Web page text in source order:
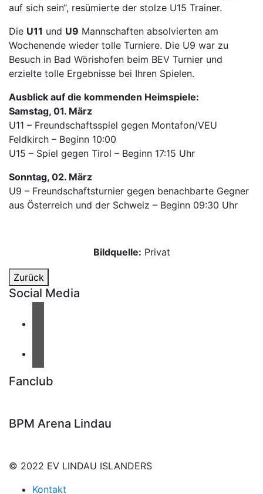
auf sich sein“, resümierte der stolze U15 Trainer.
Die U11 und U9 Mannschaften absolvierten am
Wochenende wieder tolle Turniere. Die U9 war zu
Besuch in Bad Wörishofen beim BEV Turnier und
erzielte tolle Ergebnisse bei Ihren Spielen.
Ausblick auf die kommenden Heimspiele:
Samstag, 01. März
U11 – Freundschaftsspiel gegen Montafon/VEU
Feldkirch – Beginn 10:00
U15 – Spiel gegen Tirol – Beginn 17:15 Uhr
Sonntag, 02. März
U9 – Freundschaftsturnier gegen benachbarte Gegner
aus Österreich und der Schweiz – Beginn 09:30 Uhr
Bildquelle: Privat
Zurück
Social Media
Fanclub
BPM Arena Lindau
© 2022 EV LINDAU ISLANDERS
Kontakt